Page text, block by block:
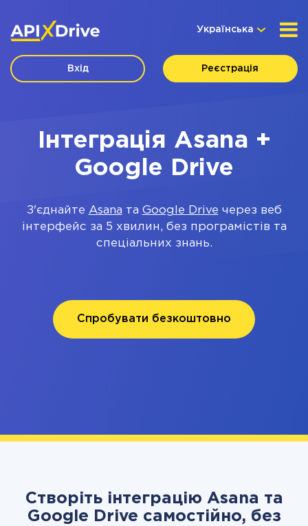
Українська
Вхід Реєстрація
Інтеграція Asana +
Google Drive
З'єднайте Asana та Google Drive через веб
інтерфейс за 5 хвилин, без програмістів та
спеціальних знань.
Спробувати безкоштовно
Створіть інтеграцію Asana та
Google Drive самостійно, без